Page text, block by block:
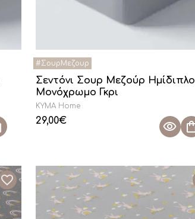
Σεντόνι Σουρ Μεζούρ Ημίδιπλο
Μονόχρωμο Γκρι
KYMA Home
29,00€